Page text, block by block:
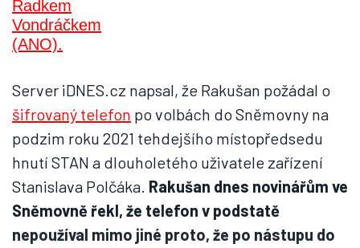
Server iDNES.cz napsal, že Rakušan požádal o
šifrovaný telefon po volbách do Sněmovny na
podzim roku 2021 tehdejšího místopředsedu
hnutí STAN a dlouholetého uživatele zařízení
Stanislava Polčáka. Rakušan dnes novinářům ve
Sněmovně řekl, že telefon v podstatě
nepoužíval mimo jiné proto, že po nástupu do